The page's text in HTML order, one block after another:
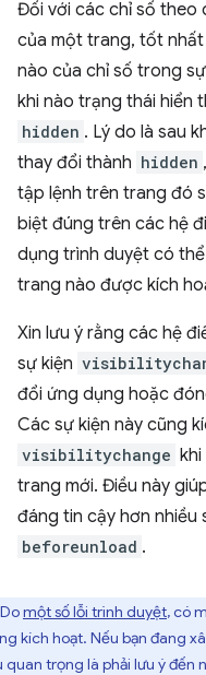
Đối với các chỉ số theo
của một trang, tốt
nào của chỉ số trong
khi nào trạng thái hiển
hidden . Lý do là sau
thay đổi thành hidden
tập lệnh trên trang đó
biệt đúng trên các hệ
dụng trình duyệt có
trang nào được kích
Xin lưu ý rằng các hệ
sự kiện
đổi ứng dụng hoặc
Các sự kiện này cũng
visibilitychange
trang mới. Điều này
đáng tin cậy hơn nhiều
beforeunload .
Domột số lỗi trình duyệt, có
kích hoạt. Nếu bạn đang
quan trọng là phải lưu ý đến